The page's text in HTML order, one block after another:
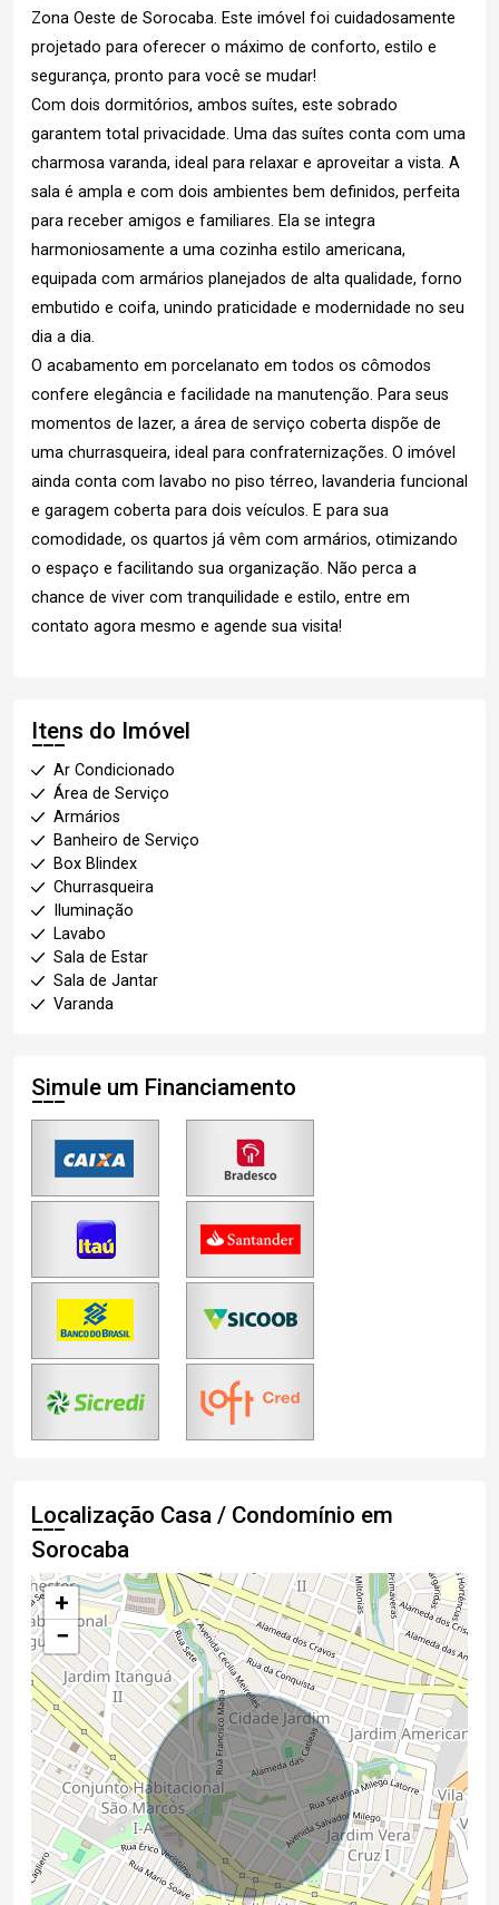
Zona Oeste de Sorocaba. Este imóvel foi cuidadosamente
projetado para oferecer o máximo de conforto, estilo e
segurança, pronto para você se mudar!
Com dois dormitórios, ambos suítes, este sobrado
garantem total privacidade. Uma das suítes conta com uma
charmosa varanda, ideal para relaxar e aproveitar a vista. A
sala é ampla e com dois ambientes bem definidos, perfeita
para receber amigos e familiares. Ela se integra
harmoniosamente a uma cozinha estilo americana,
equipada com armários planejados de alta qualidade, forno
embutido e coifa, unindo praticidade e modernidade no seu
dia a dia.
O acabamento em porcelanato em todos os cômodos
confere elegância e facilidade na manutenção. Para seus
momentos de lazer, a área de serviço coberta dispõe de
uma churrasqueira, ideal para confraternizações. O imóvel
ainda conta com lavabo no piso térreo, lavanderia funcional
e garagem coberta para dois veículos. E para sua
comodidade, os quartos já vêm com armários, otimizando
o espaço e facilitando sua organização. Não perca a
chance de viver com tranquilidade e estilo, entre em
contato agora mesmo e agende sua visita!
Itens do Imóvel
Ar Condicionado
Área de Serviço
Armários
Banheiro de Serviço
Box Blindex
Churrasqueira
Iluminação
Lavabo
Sala de Estar
Sala de Jantar
Varanda
Simule um Financiamento
Localização Casa / Condomínio em
Sorocaba
+
−